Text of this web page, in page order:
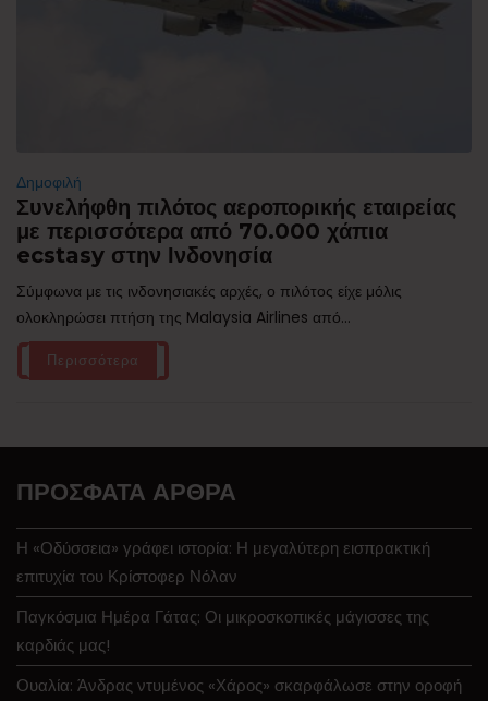
Δημοφιλή
Συνελήφθη πιλότος αεροπορικής εταιρείας
με περισσότερα από 70.000 χάπια
ecstasy στην Ινδονησία
Σύμφωνα με τις ινδονησιακές αρχές, ο πιλότος είχε μόλις
ολοκληρώσει πτήση της Malaysia Airlines από...
Περισσότερα
ΠΡΌΣΦΑΤΑ ΆΡΘΡΑ
Η «Οδύσσεια» γράφει ιστορία: Η μεγαλύτερη εισπρακτική
επιτυχία του Κρίστοφερ Νόλαν
Παγκόσμια Ημέρα Γάτας: Οι μικροσκοπικές μάγισσες της
καρδιάς μας!
Ουαλία: Άνδρας ντυμένος «Χάρος» σκαρφάλωσε στην οροφή